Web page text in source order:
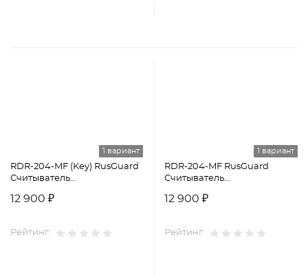
1 вариант
RDR-204-MF (Key) RusGuard
Считыватель
12 900 ₽
Рейтинг:
1 вариант
RDR-204-MF RusGuard
Считыватель
12 900 ₽
Рейтинг: